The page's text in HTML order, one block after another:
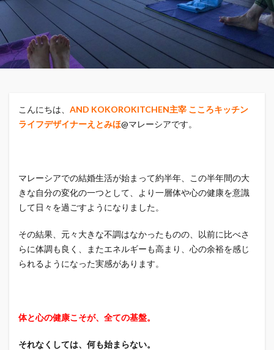
こんにちは、 AND KOKOROKITCHEN主宰 こころキッチン
ライフデザイナーえとみほ@マレーシアです。
マレーシアでの結婚生活が始まって約半年、この半年間の大
きな自分の変化の一つとして、より一層体や心の健康を意識
して日々を過ごすようになりました。
その結果、元々大きな不調はなかったものの、以前に比べさ
らに体調も良く、またエネルギーも高まり、心の余裕を感じ
られるようになった実感があります。
体と心の健康こそが、全ての基盤。
それなくしては、何も始まらない。